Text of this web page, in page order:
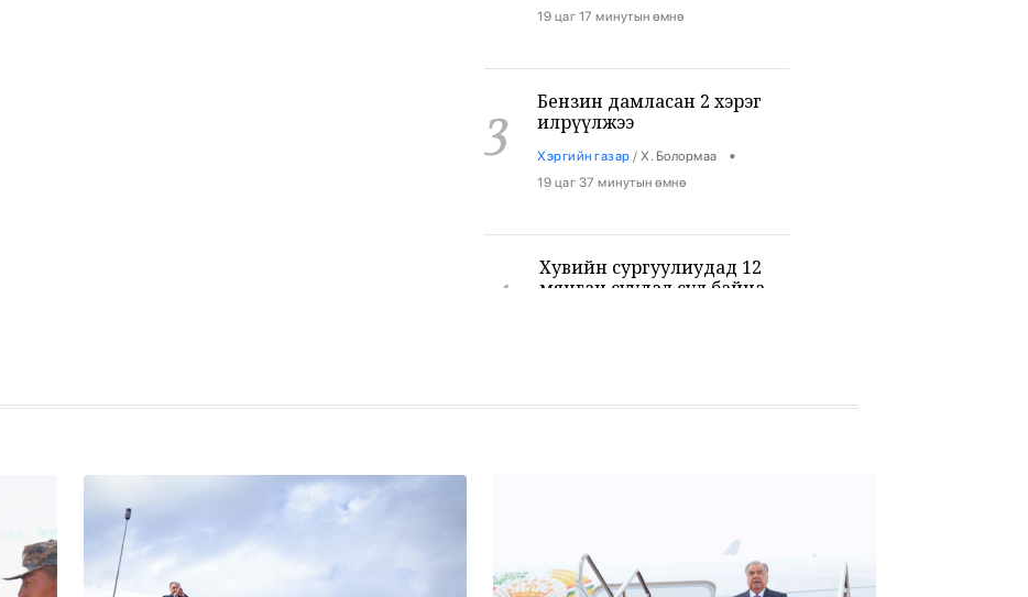
19 цаг 17 минутын өмнө
3
Бензин дамласан 2 хэрэг
илрүүлжээ
Хэргийн газар / Х. Болормаа •
19 цаг 37 минутын өмнө
4
Хувийн сургуулиудад 12
мянган суудал сул байна